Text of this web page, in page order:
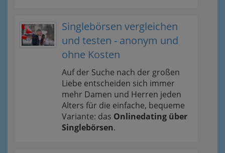
Singlebörsen vergleichen
und testen - anonym und
ohne Kosten
Auf der Suche nach der großen
Liebe entscheiden sich immer
mehr Damen und Herren jeden
Alters für die einfache, bequeme
Variante: das Onlinedating über
Singlebörsen.